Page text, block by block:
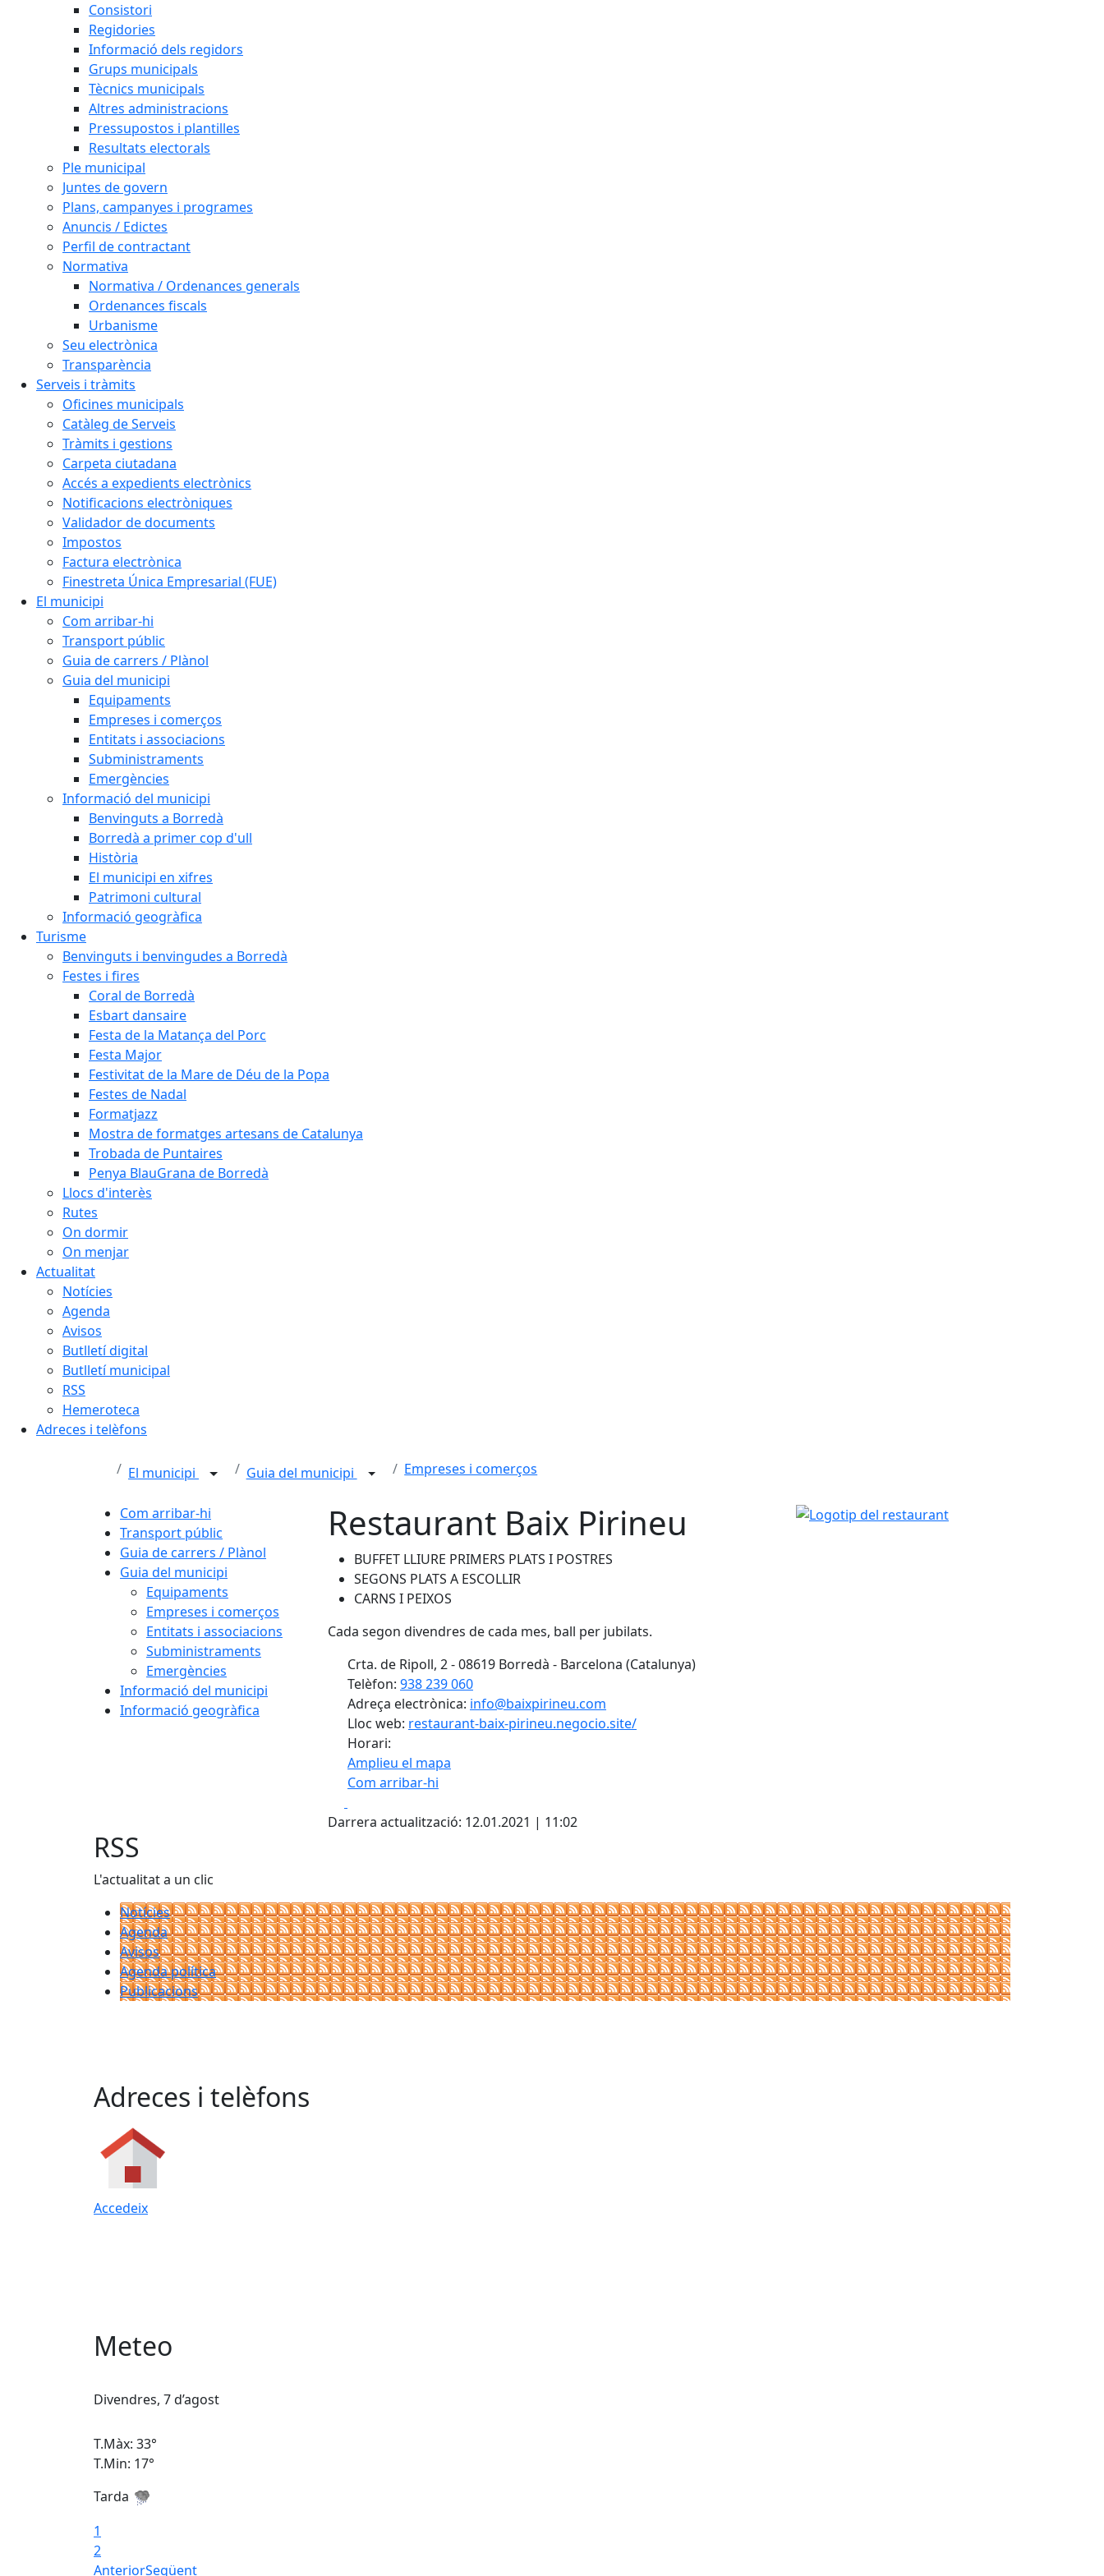
Consistori
Regidories
Informació dels regidors
Grups municipals
Tècnics municipals
Altres administracions
Pressupostos i plantilles
Resultats electorals
Ple municipal
Juntes de govern
Plans, campanyes i programes
Anuncis / Edictes
Perfil de contractant
Normativa
Normativa / Ordenances generals
Ordenances fiscals
Urbanisme
Seu electrònica
Transparència
Serveis i tràmits
Oficines municipals
Catàleg de Serveis
Tràmits i gestions
Carpeta ciutadana
Accés a expedients electrònics
Notificacions electròniques
Validador de documents
Impostos
Factura electrònica
Finestreta Única Empresarial (FUE)
El municipi
Com arribar-hi
Transport públic
Guia de carrers / Plànol
Guia del municipi
Equipaments
Empreses i comerços
Entitats i associacions
Subministraments
Emergències
Informació del municipi
Benvinguts a Borredà
Borredà a primer cop d'ull
Història
El municipi en xifres
Patrimoni cultural
Informació geogràfica
Turisme
Benvinguts i benvingudes a Borredà
Festes i fires
Coral de Borredà
Esbart dansaire
Festa de la Matança del Porc
Festa Major
Festivitat de la Mare de Déu de la Popa
Festes de Nadal
Formatjazz
Mostra de formatges artesans de Catalunya
Trobada de Puntaires
Penya BlauGrana de Borredà
Llocs d'interès
Rutes
On dormir
On menjar
Actualitat
Notícies
Agenda
Avisos
Butlletí digital
Butlletí municipal
RSS
Hemeroteca
Adreces i telèfons
El municipi Guia del municipi Empreses i comerços
Com arribar-hi
Transport públic
Guia de carrers / Plànol
Guia del municipi
Equipaments
Empreses i comerços
Entitats i associacions
Subministraments
Emergències
Informació del municipi
Informació geogràfica
Restaurant Baix Pirineu
BUFFET LLIURE PRIMERS PLATS I POSTRES
SEGONS PLATS A ESCOLLIR
CARNS I PEIXOS
Cada segon divendres de cada mes, ball per jubilats.
Crta. de Ripoll, 2 - 08619 Borredà - Barcelona (Catalunya)
Telèfon: 938 239 060
Adreça electrònica: info@baixpirineu.com
Lloc web: restaurant-baix-pirineu.negocio.site/
Horari:
Amplieu el mapa
Com arribar-hi
+
Darrera actualització: 12.01.2021 | 11:02
Logotip del restaurant
RSS
L'actualitat a un clic
Notícies
Agenda
Avisos
Agenda política
Publicacions
Adreces i telèfons
Accedeix
Meteo
Divendres, 7 d’agost
T.Màx: 33°
T.Min: 17°
Tarda
1
2
AnteriorSegüent